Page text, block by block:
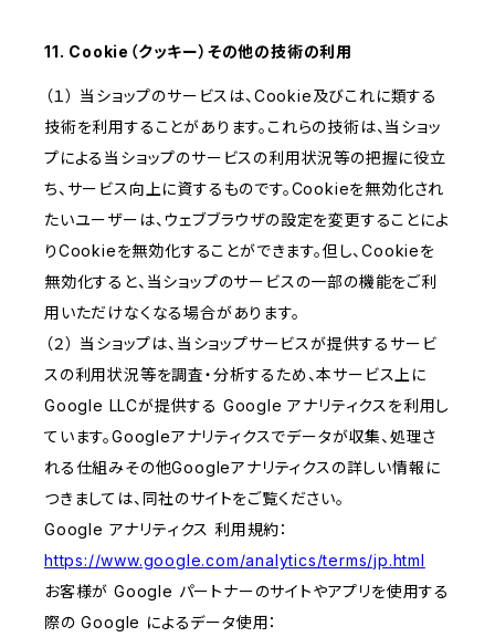
11. Cookie（クッキー）その他の技術の利用
（１） 当ショップのサービスは、Cookie及びこれに類する
技術を利用することがあります。これらの技術は、当ショッ
プによる当ショップのサービスの利用状況等の把握に役立
ち、サービス向上に資するものです。Cookieを無効化され
たいユーザーは、ウェブブラウザの設定を変更することによ
りCookieを無効化することができます。但し、Cookieを
無効化すると、当ショップのサービスの一部の機能をご利
用いただけなくなる場合があります。
（２） 当ショップは、当ショップサービスが提供するサービ
スの利用状況等を調査・分析するため、本サービス上に
Google LLCが提供する Google アナリティクスを利用し
ています。Googleアナリティクスでデータが収集、処理さ
れる仕組みその他Googleアナリティクスの詳しい情報に
つきましては、同社のサイトをご覧ください。
Google アナリティクス 利用規約：
https://www.google.com/analytics/terms/jp.html
お客様が Google パートナーのサイトやアプリを使用する
際の Google によるデータ使用：